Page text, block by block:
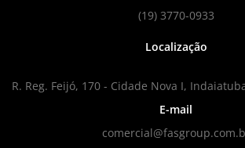
(19) 3770-0933
Localização
R. Reg. Feijó, 170 - Cidade Nova I,
E-mail